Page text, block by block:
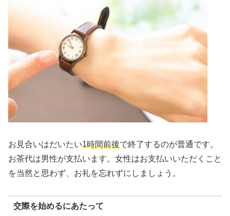
お見合いはだいたい1時間前後で終了するのが普通です。
お茶代は男性が支払います。女性はお支払いいただくこと
を当然と思わず、お礼を忘れずにしましょう。
交際を始めるにあたって